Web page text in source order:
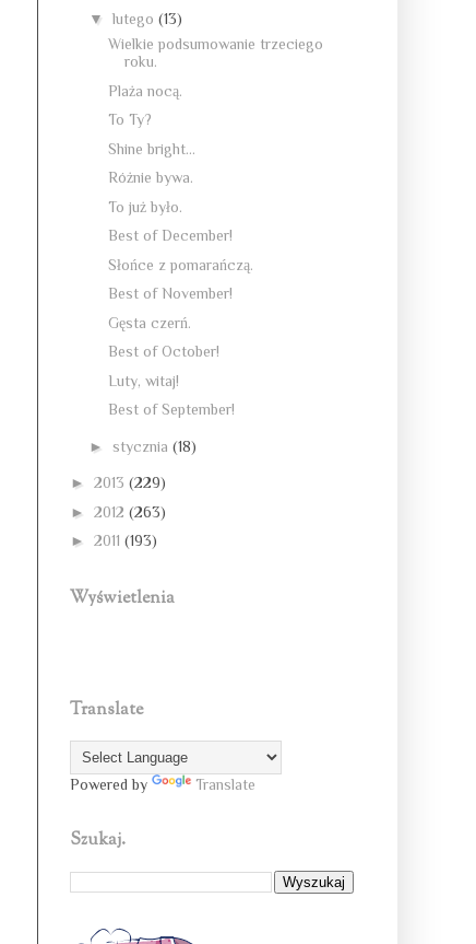
▼ lutego (13)
Wielkie podsumowanie trzeciego
roku.
Plaża nocą.
To Ty?
Shine bright...
Różnie bywa.
To już było.
Best of December!
Słońce z pomarańczą.
Best of November!
Gęsta czerń.
Best of October!
Luty, witaj!
Best of September!
► stycznia (18)
► 2013 (229)
► 2012 (263)
► 2011 (193)
Wyświetlenia
Translate
Powered by Translate
Szukaj.